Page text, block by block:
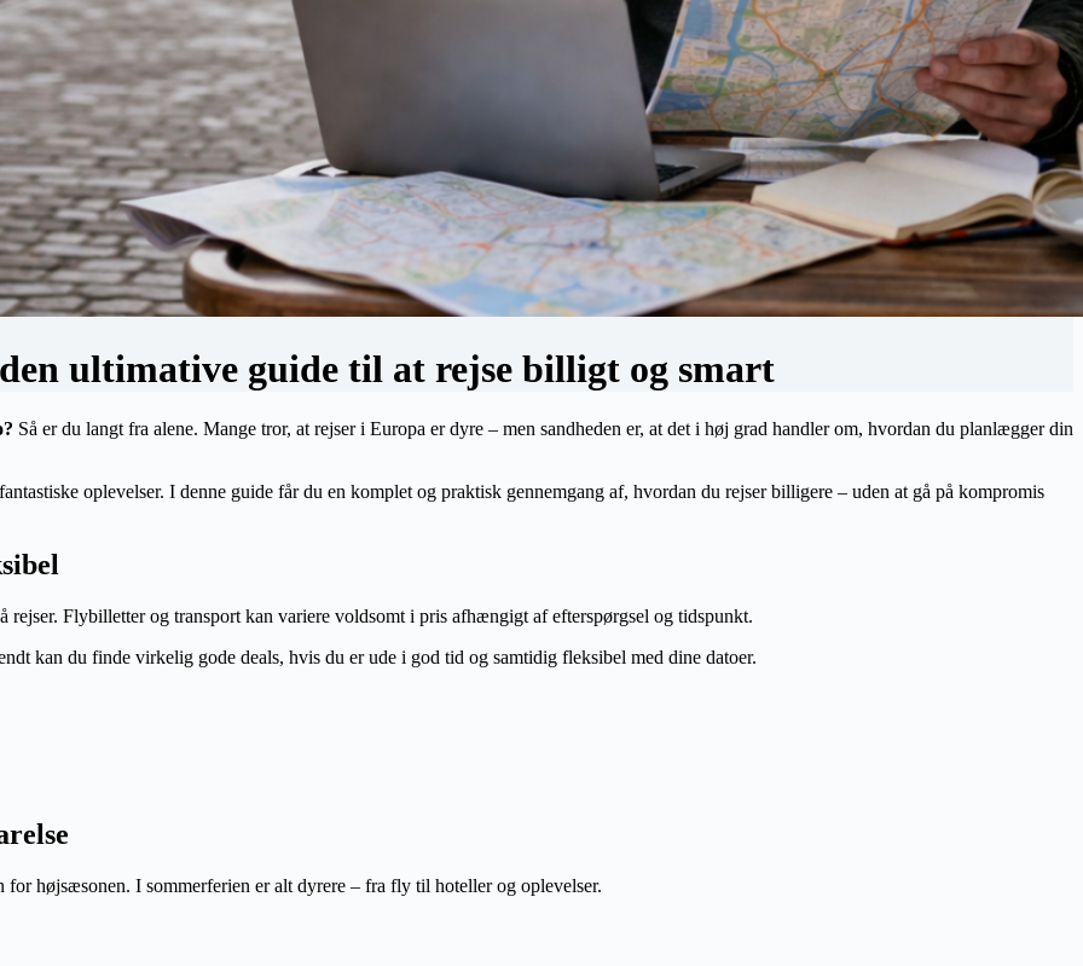
ultimative guide til at rejse billigt og smart
Så er du langt fra alene. Mange tror, at rejser i Europa er dyre – men sandheden er, at det i høj grad handler om, hvordan du planlægger din
oplevelser. I denne guide får du en komplet og praktisk gennemgang af, hvordan du rejser billigere – uden at gå på kompromis
rejser. Flybilletter og transport kan variere voldsomt i pris afhængigt af efterspørgsel og tidspunkt.
kan du finde virkelig gode deals, hvis du er ude i god tid og samtidig fleksibel med dine datoer.
for højsæsonen. I sommerferien er alt dyrere – fra fly til hoteller og oplevelser.